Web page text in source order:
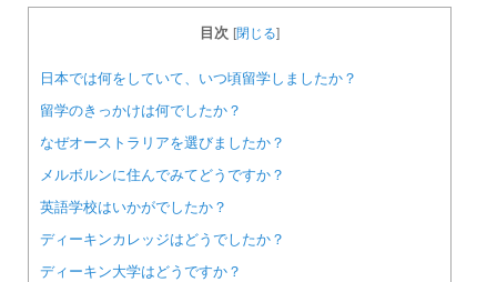
目次 [閉じる]
日本では何をしていて、いつ頃留学しましたか？
留学のきっかけは何でしたか？
なぜオーストラリアを選びましたか？
メルボルンに住んでみてどうですか？
英語学校はいかがでしたか？
ディーキンカレッジはどうでしたか？
ディーキン大学はどうですか？